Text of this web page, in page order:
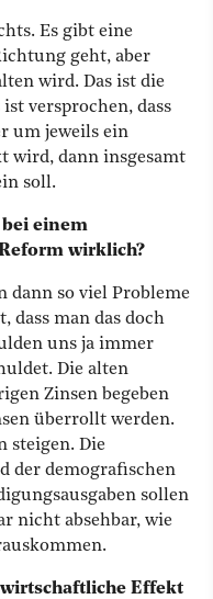
Es gibt eine
geht, aber
wird. Das ist die
versprochen, dass
um jeweils ein
wird, dann insgesamt
soll.
einem
wirklich?
dann so viel Probleme
dass man das doch
uns ja immer
Die alten
Zinsen begeben
überrollt werden.
steigen. Die
der demografischen
sollen
nicht absehbar, wie
Effekt